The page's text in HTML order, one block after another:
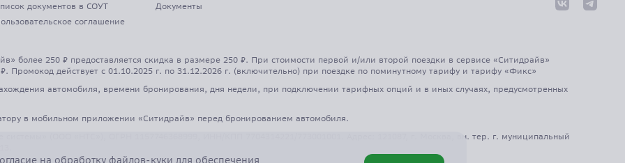
документов в СОУТ
соглашение
Документы
более 250 ₽ предоставляется скидка в размере 250 ₽. При стоимости первой и/или второй поездки в сервисе «Ситидрайв»
Промокод действует с 01.10.2025 г. по 31.12.2026 г. (включительно) при поездке по поминутному тарифу и тарифу «Фикс»
автомобиля, времени бронирования, дня недели, при подключении тарифных опций и в иных случаях, предусмотренных
в мобильном приложении «Ситидрайв» перед бронированием автомобиля.
системы» (ООО «НТС»), ОГРН 1157746368999, ИНН/КПП 7704314221/773001001. Адрес: 121087, г. Москва, вн. тер. г. муниципальный
на обработку файлов-куки для обеспечения